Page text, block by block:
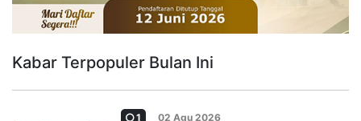
Kabar Terpopuler Bulan Ini
1 02 Agu 2026